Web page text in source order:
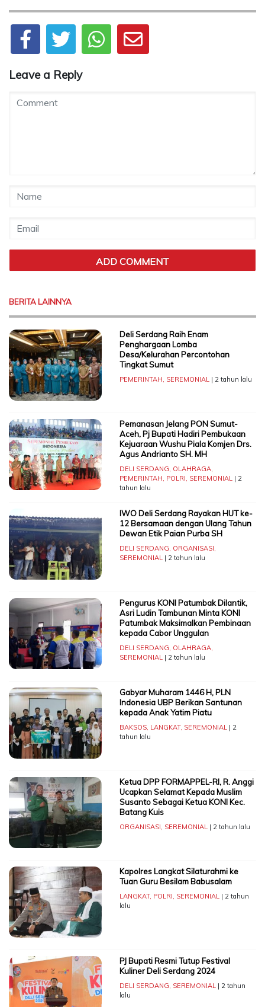
Leave a Reply
BERITA LAINNYA
Deli Serdang Raih Enam
Penghargaan Lomba
Desa/Kelurahan Percontohan
Tingkat Sumut
PEMERINTAH, SEREMONIAL| 2 tahun lalu
Pemanasan Jelang PON Sumut-
Aceh, Pj Bupati Hadiri Pembukaan
Kejuaraan Wushu Piala Komjen Drs.
Agus Andrianto SH. MH
DELI SERDANG, OLAHRAGA,
PEMERINTAH, POLRI, SEREMONIAL| 2
tahun lalu
IWO Deli Serdang Rayakan HUT ke-
12 Bersamaan dengan Ulang Tahun
Dewan Etik Paian Purba SH
DELI SERDANG, ORGANISASI,
SEREMONIAL| 2 tahun lalu
Pengurus KONI Patumbak Dilantik,
Asri Ludin Tambunan Minta KONI
Patumbak Maksimalkan Pembinaan
kepada Cabor Unggulan
DELI SERDANG, OLAHRAGA,
SEREMONIAL| 2 tahun lalu
Gabyar Muharam 1446 H, PLN
Indonesia UBP Berikan Santunan
kepada Anak Yatim Piatu
BAKSOS, LANGKAT, SEREMONIAL| 2
tahun lalu
Ketua DPP FORMAPPEL-RI, R. Anggi
Ucapkan Selamat Kepada Muslim
Susanto Sebagai Ketua KONI Kec.
Batang Kuis
ORGANISASI, SEREMONIAL| 2 tahun lalu
Kapolres Langkat Silaturahmi ke
Tuan Guru Besilam Babusalam
LANGKAT, POLRI, SEREMONIAL| 2 tahun
lalu
PJ Bupati Resmi Tutup Festival
Kuliner Deli Serdang 2024
DELI SERDANG, SEREMONIAL| 2 tahun
lalu